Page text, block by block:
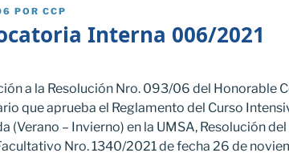
POR CCP
Interna 006/2021
a la Resolución Nro. 093/06 del Honorable
que aprueba el Reglamento del Curso
(Verano – Invierno) en la UMSA, Resolución
Nro. 1340/2021 de fecha 26 de